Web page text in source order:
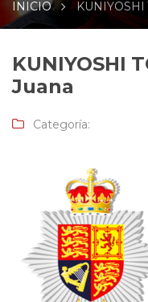
INICIO KUNIYOSHI
KUNIYOSHI
Juana
Categoría: